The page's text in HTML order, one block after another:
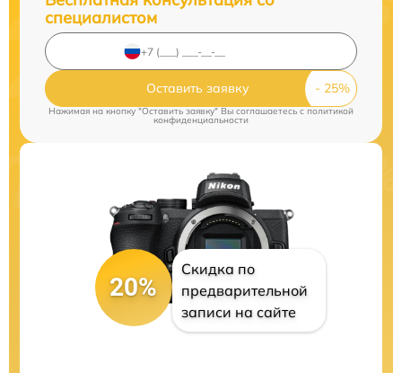
специалистом
Оставить заявку
Нажимая на кнопку "Оставить заявку" Вы соглашаетесь cполитикой
конфиденциальности
20%
Скидка по
предварительной
записи на сайте